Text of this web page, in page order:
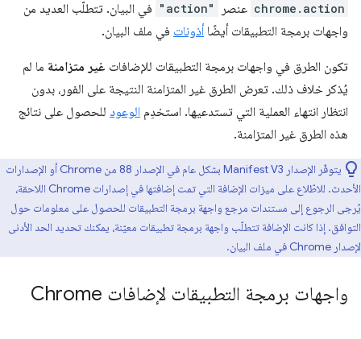
chrome.action عنصر "action" في البيان. تتطلّب العديد من
واجهات برمجة التطبيقات أيضًا أذونات في ملف البيان.
تكون الطرق في واجهات برمجة التطبيقات للإضافات غير متزامنة ما لم
يُذكر خلاف ذلك. تعرض الطرق غير المتزامنة النتيجة على الفور، بدون
انتظار انتهاء العملية التي تستدعيها. استخدِم الوعود للحصول على نتائج
هذه الطرق غير المتزامنة.
يتوفّر الإصدار Manifest V3 بشكل عام في الإصدار 88 من Chrome أو الإصدارات
الأحدث. للاطّلاع على ميزات الإضافة التي تمت إضافتها في إصدارات Chrome اللاحقة،
يُرجى الرجوع إلى مستندات مرجع واجهة برمجة التطبيقات للحصول على معلومات حول
التوافق. إذا كانت الإضافة تتطلّب واجهة برمجة تطبيقات معيّنة، يمكنك تحديد الحد الأدنى
لإصدار Chrome في ملف البيان.
واجهات برمجة التطبيقات لإضافات Chrome